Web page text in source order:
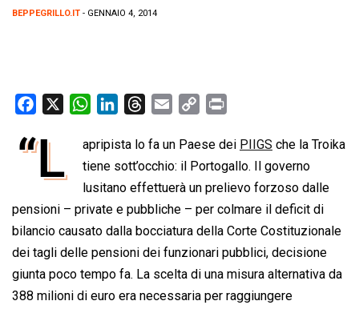
BEPPEGRILLO.IT - GENNAIO 4, 2014
c
o
o
k
W
a
t
s
A
p
p
n
k
e
d
I
n
r
e
a
d
s
a
i
l
p
y
L
i
n
k
i
n
t
“L apripista lo fa un Paese dei PIIGS che la Troika
tiene sott’occhio: il Portogallo. Il governo
lusitano effettuerà un prelievo forzoso dalle
pensioni – private e pubbliche – per colmare il deficit di
bilancio causato dalla bocciatura della Corte Costituzionale
dei tagli delle pensioni dei funzionari pubblici, decisione
giunta poco tempo fa. La scelta di una misura alternativa da
388 milioni di euro era necessaria per raggiungere